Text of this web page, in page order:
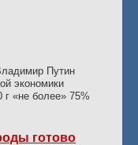
Путин
экономики
г «не более» 75%
готово